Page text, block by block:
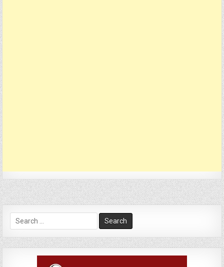
Search
for: